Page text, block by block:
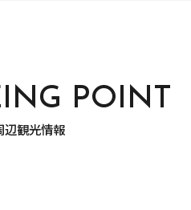
POINT
辺観光情報